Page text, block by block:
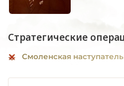
Стратегические
Смоленская